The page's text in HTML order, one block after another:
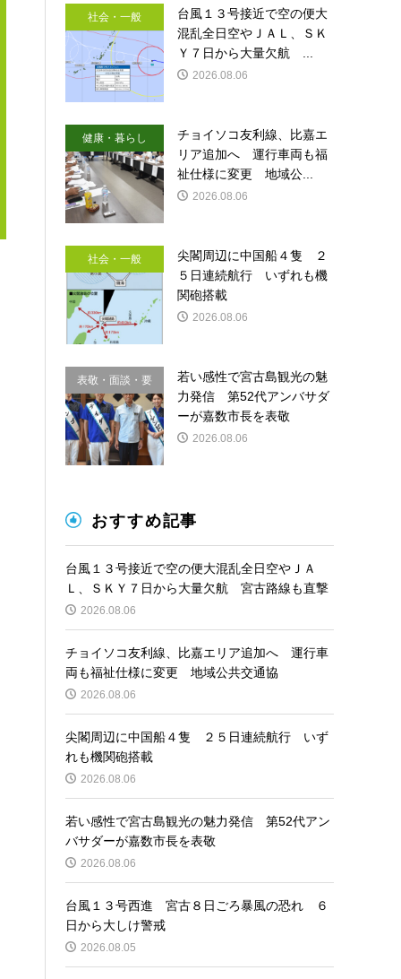
社会・一般
台風１３号接近で空の便大
混乱全日空やＪＡＬ、ＳＫ
Ｙ７日から大量欠航 ...
2026.08.06
健康・暮らし
チョイソコ友利線、比嘉エ
リア追加へ 運行車両も福
祉仕様に変更 地域公...
2026.08.06
社会・一般
尖閣周辺に中国船４隻 ２
５日連続航行 いずれも機
関砲搭載
2026.08.06
表敬・面談・要
請
若い感性で宮古島観光の魅
力発信 第52代アンバサダ
ーが嘉数市長を表敬
2026.08.06
おすすめ記事
台風１３号接近で空の便大混乱全日空やＪＡ
Ｌ、ＳＫＹ７日から大量欠航 宮古路線も直撃
2026.08.06
チョイソコ友利線、比嘉エリア追加へ 運行車
両も福祉仕様に変更 地域公共交通協
2026.08.06
尖閣周辺に中国船４隻 ２５日連続航行 いず
れも機関砲搭載
2026.08.06
若い感性で宮古島観光の魅力発信 第52代アン
バサダーが嘉数市長を表敬
2026.08.06
台風１３号西進 宮古８日ごろ暴風の恐れ ６
日から大しけ警戒
2026.08.05